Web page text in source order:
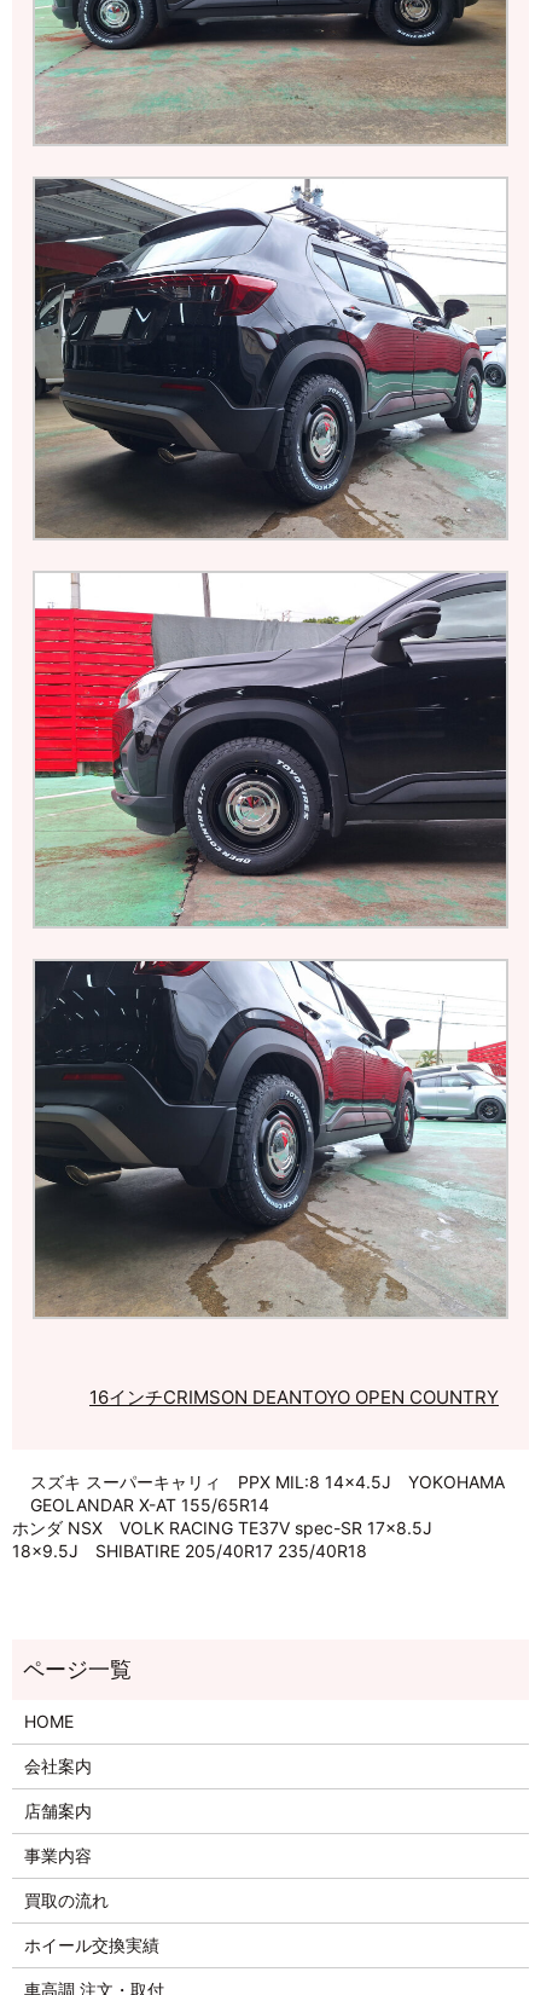
16インチCRIMSON DEANTOYO OPEN COUNTRY
スズキ スーパーキャリィ PPX MIL:8 14×4.5J YOKOHAMA
GEOLANDAR X-AT 155/65R14
ホンダ NSX VOLK RACING TE37V spec-SR 17×8.5J
18×9.5J SHIBATIRE 205/40R17 235/40R18
HOME
会社案内
店舗案内
事業内容
買取の流れ
ホイール交換実績
車高調 注文・取付